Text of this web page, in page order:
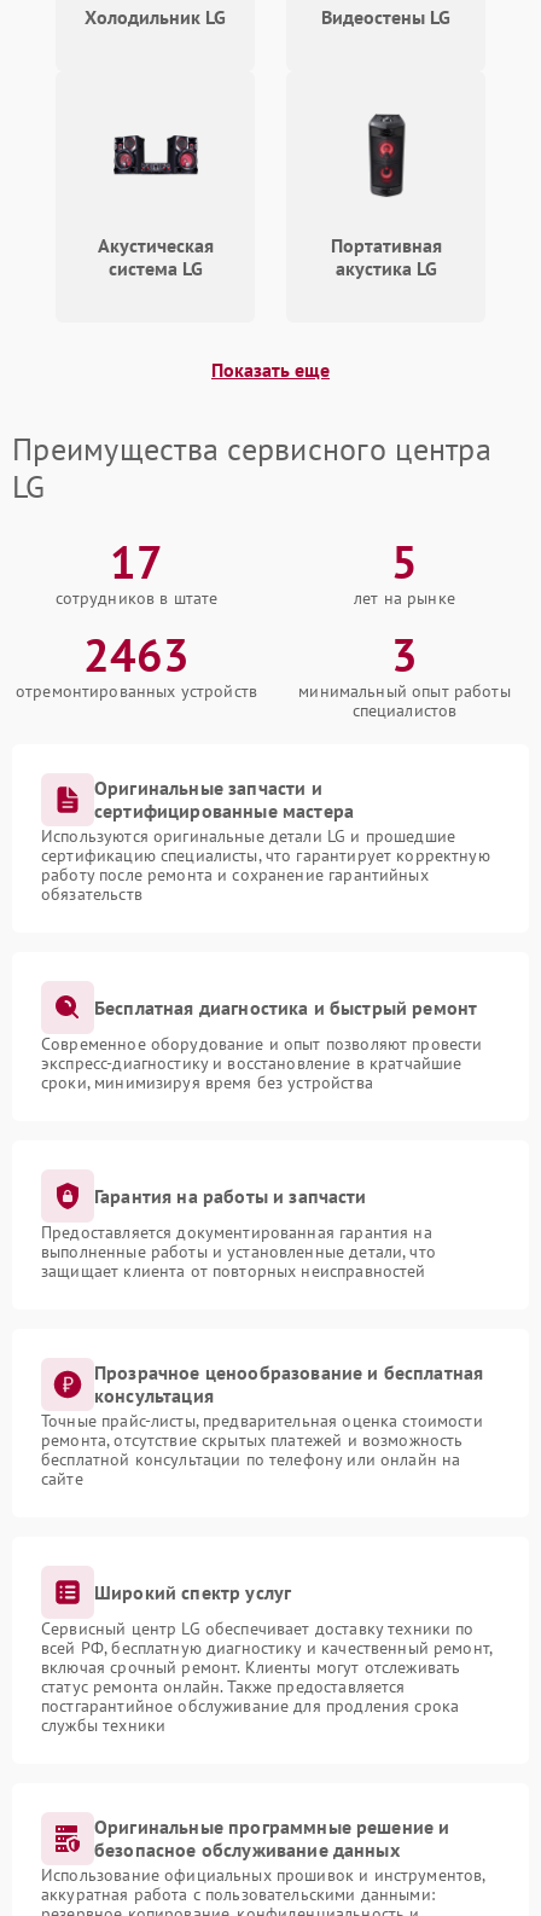
Холодильник LG Видеостены LG
Акустическая
система LG
Портативная
акустика LG
Показать еще
Преимущества сервисного центра
LG
17
сотрудников в штате
5
лет на рынке
2463
отремонтированных устройств
3
минимальный опыт работы
специалистов
Оригинальные запчасти и
сертифицированные мастера
Используются оригинальные детали LG и прошедшие
сертификацию специалисты, что гарантирует корректную
работу после ремонта и сохранение гарантийных
обязательств
Бесплатная диагностика и быстрый ремонт
Современное оборудование и опыт позволяют провести
экспресс-диагностику и восстановление в кратчайшие
сроки, минимизируя время без устройства
Гарантия на работы и запчасти
Предоставляется документированная гарантия на
выполненные работы и установленные детали, что
защищает клиента от повторных неисправностей
Прозрачное ценообразование и бесплатная
консультация
Точные прайс-листы, предварительная оценка стоимости
ремонта, отсутствие скрытых платежей и возможность
бесплатной консультации по телефону или онлайн на
сайте
Широкий спектр услуг
Сервисный центр LG обеспечивает доставку техники по
всей РФ, бесплатную диагностику и качественный ремонт,
включая срочный ремонт. Клиенты могут отслеживать
статус ремонта онлайн. Также предоставляется
постгарантийное обслуживание для продления срока
службы техники
Оригинальные программные решение и
безопасное обслуживание данных
Использование официальных прошивок и инструментов,
аккуратная работа с пользовательскими данными: